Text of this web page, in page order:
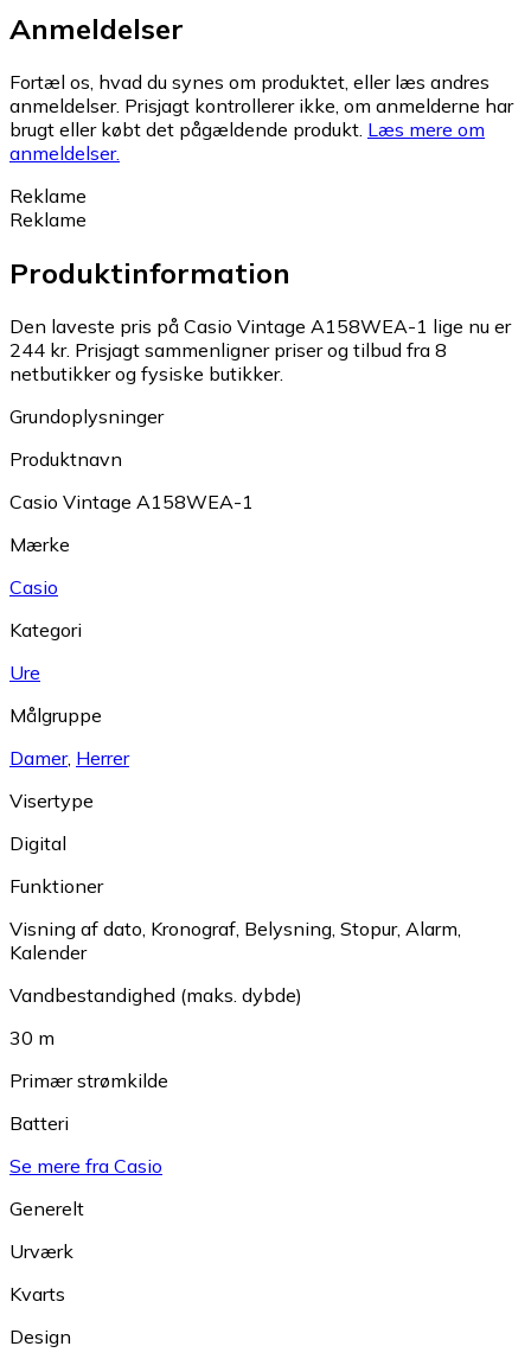
Anmeldelser
Fortæl os, hvad du synes om produktet, eller læs andres
anmeldelser. Prisjagt kontrollerer ikke, om anmelderne har
brugt eller købt det pågældende produkt. Læs mere om
anmeldelser.
Reklame
Reklame
Produktinformation
Den laveste pris på Casio Vintage A158WEA-1 lige nu er
244 kr. Prisjagt sammenligner priser og tilbud fra 8
netbutikker og fysiske butikker.
Grundoplysninger
Produktnavn
Casio Vintage A158WEA-1
Mærke
Casio
Kategori
Ure
Målgruppe
Damer, Herrer
Visertype
Digital
Funktioner
Visning af dato Kronograf Belysning Stopur, Alarm
Kalender
Vandbestandighed (maks. dybde)
30 m
Primær strømkilde
Batteri
Se mere fra Casio
Generelt
Urværk
Kvarts
Design